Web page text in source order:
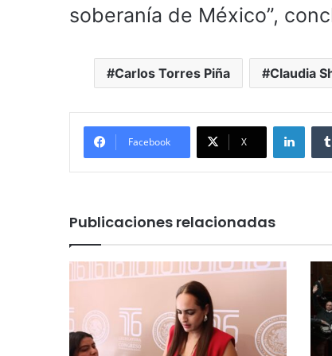
soberanía de México”,
Carlos Torres Piña Claudia
Facebook X
Publicaciones relacionadas